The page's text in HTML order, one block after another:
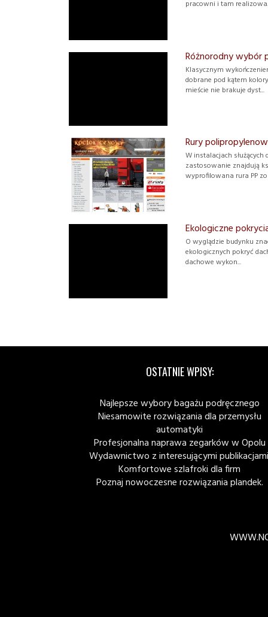
pracowni i tam
Różnorodny wybór
Klasycznym
dobrane pod kątem
mieście nie brakuje dyst...
Rury
W instalacjach
zastosowanie znajdują
wyprofilowana rura PP
Ekologiczne
O wyglądzie budynku
ekologicznych pokryć
dachowe wykon...
OSTATNIE WPISY:
Najlepsze wybory bagażu podręcznego
Niesamowite rozwiązania dla przemysłu
automatyki
Profesjonalna naprawa zegarków w Opolu
Wydawnictwo z interesującymi
Komfortowe szlafroki dla firm
Poznaj nowoczesne rozwiązania plandek.